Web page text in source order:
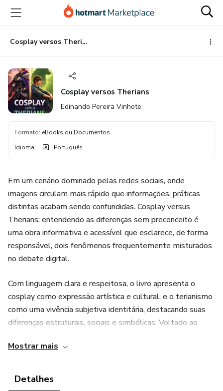
para
conteúdo
principal
para
pagamento
para
rodapé
Cosplay versos Therians
Cosplay versos Therians
Edinando Pereira Vinhote
Formato: eBooks ou Documentos
Idioma: Português
Em um cenário dominado pelas redes sociais, onde
imagens circulam mais rápido que informações, práticas
distintas acabam sendo confundidas. Cosplay versus
Therians: entendendo as diferenças sem preconceito é
uma obra informativa e acessível que esclarece, de forma
responsável, dois fenômenos frequentemente misturados
no debate digital.
Com linguagem clara e respeitosa, o livro apresenta o
cosplay como expressão artística e cultural, e o terianismo
como uma vivência subjetiva identitária, destacando suas
diferenças estruturais, sociais e simbólicas. Voltado ao
cultura digital, o eBook contribui para o combate à
Mostrar mais
Detalhes